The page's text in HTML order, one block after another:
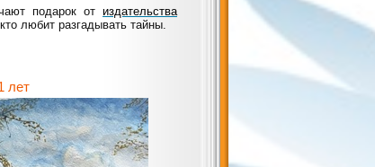
подарок отиздательства
любит разгадывать тайны.